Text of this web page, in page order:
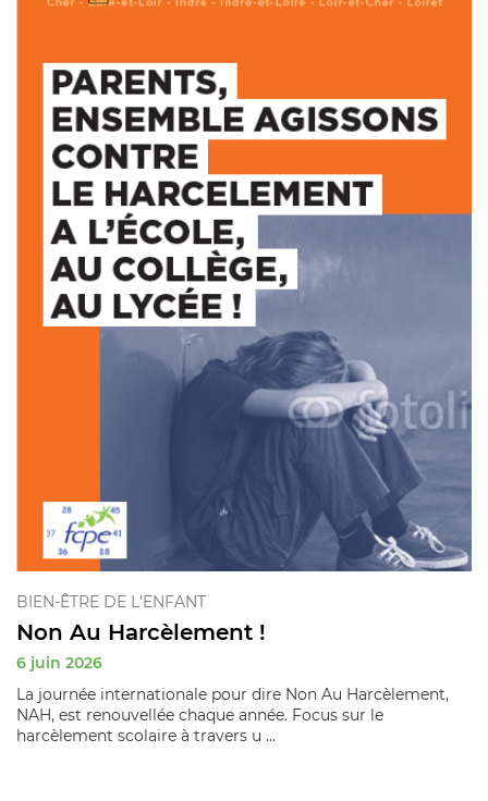
BIEN-ÊTRE DE L'ENFANT
Non Au Harcèlement !
6 juin 2026
La journée internationale pour dire Non Au Harcèlement,
NAH, est renouvellée chaque année. Focus sur le
harcèlement scolaire à travers u ...